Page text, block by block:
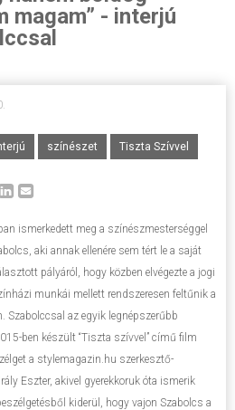
magam” - interjú
színészet Tiszta Szívvel
ismerkedett meg a színészmesterséggel
aki annak ellenére sem tért le a saját
pályáról, hogy közben elvégezte a jogi
munkái mellett rendszeresen feltűnik a
Szabolccsal az egyik legnépszerűbb
ben készült “Tiszta szívvel” című film
a stylemagazin.hu szerkesztő-
Eszter, akivel gyerekkoruk óta ismerik
kiderül, hogy vajon Szabolcs a